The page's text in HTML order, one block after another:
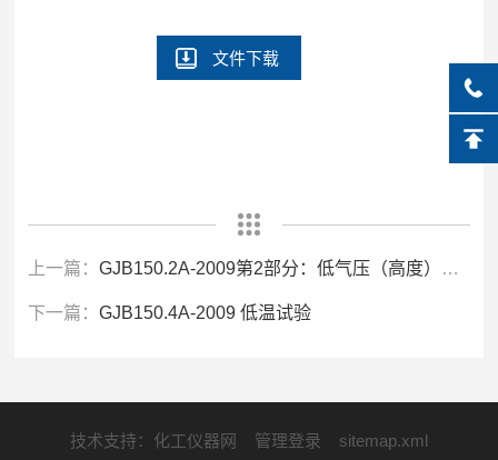
文件下载
上一篇：GJB150.2A-2009第2部分：低气压（高度）试验
下一篇：GJB150.4A-2009 低温试验
技术支持： 化工仪器网 管理登录 sitemap.xml